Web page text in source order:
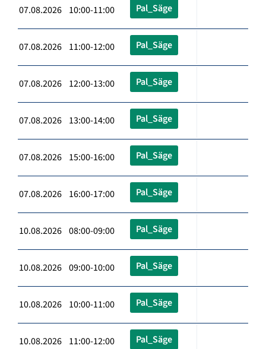
07.08.2026 10:00-11:00 Pal_Säge
07.08.2026 11:00-12:00 Pal_Säge
07.08.2026 12:00-13:00 Pal_Säge
07.08.2026 13:00-14:00 Pal_Säge
07.08.2026 15:00-16:00 Pal_Säge
07.08.2026 16:00-17:00 Pal_Säge
10.08.2026 08:00-09:00 Pal_Säge
10.08.2026 09:00-10:00 Pal_Säge
10.08.2026 10:00-11:00 Pal_Säge
10.08.2026 11:00-12:00 Pal_Säge